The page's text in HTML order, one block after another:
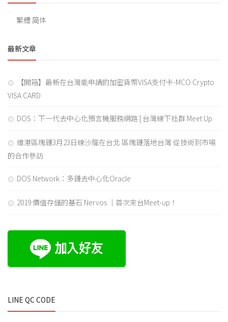
繁體 简体
最新文章
【開箱】最新在台灣能申請的加密貨幣VISA支付卡-MCO Crypto
VISA CARD
DOS：下一代去中心化預言機服務網路 | 台灣線下社群 Meet Up
維港區塊鏈3月23日線沙龍在台北 區塊鏈落地台灣 從技術到市場
的合作參訪
DOS Network：多鏈去中心化Oracle
2019 價值存儲的基石 Nervos ｜首次來台Meet-up！
LINE QC CODE